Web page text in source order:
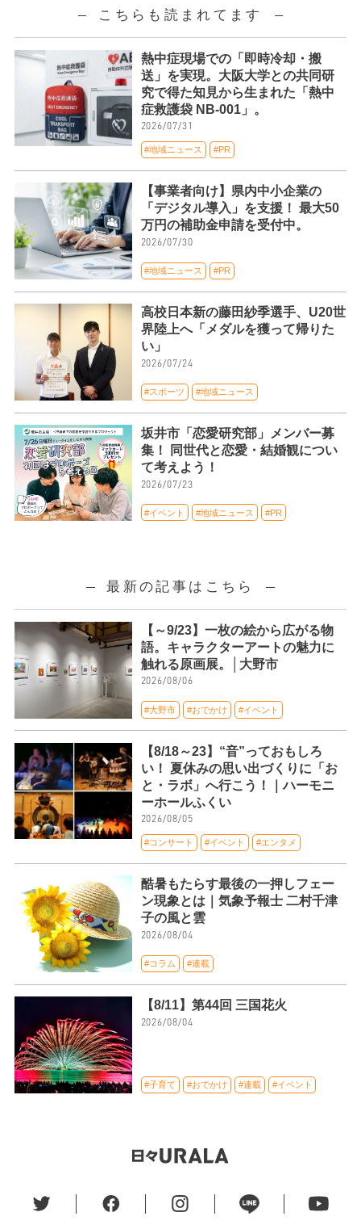
こちらも読まれてます
熱中症現場での「即時冷却・搬
送」を実現。大阪大学との共同研
究で得た知見から生まれた「熱中
症救護袋 NB-001」。
2026/07/31
#地域ニュース #PR
【事業者向け】県内中小企業の
「デジタル導入」を支援！ 最大50
万円の補助金申請を受付中。
2026/07/30
#地域ニュース #PR
高校日本新の藤田紗季選手、U20世
界陸上へ「メダルを獲って帰りた
い」
2026/07/24
#スポーツ #地域ニュース
坂井市「恋愛研究部」メンバー募
集！ 同世代と恋愛・結婚観につい
て考えよう！
2026/07/23
#イベント #地域ニュース #PR
最新の記事はこちら
【～9/23】一枚の絵から広がる物
語。キャラクターアートの魅力に
触れる原画展。│大野市
2026/08/06
#大野市 #おでかけ #イベント
【8/18～23】“音”っておもしろ
い！ 夏休みの思い出づくりに「お
と・ラボ」へ行こう！｜ハーモニ
ーホールふくい
2026/08/05
#コンサート #イベント #エンタメ
酷暑もたらす最後の一押しフェー
ン現象とは｜気象予報士 二村千津
子の風と雲
2026/08/04
#コラム #連載
【8/11】第44回 三国花火
2026/08/04
#子育て #おでかけ #連載 #イベント